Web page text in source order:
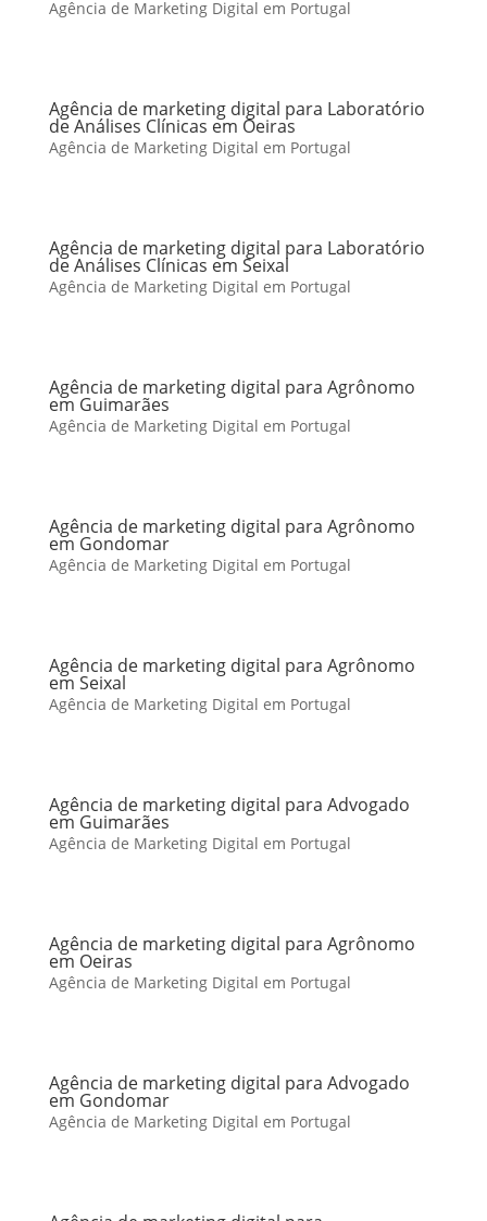
Agência de Marketing Digital em Portugal
Agência de marketing digital para Laboratório
de Análises Clínicas em Oeiras
Agência de Marketing Digital em Portugal
Agência de marketing digital para Laboratório
de Análises Clínicas em Seixal
Agência de Marketing Digital em Portugal
Agência de marketing digital para Agrônomo
em Guimarães
Agência de Marketing Digital em Portugal
Agência de marketing digital para Agrônomo
em Gondomar
Agência de Marketing Digital em Portugal
Agência de marketing digital para Agrônomo
em Seixal
Agência de Marketing Digital em Portugal
Agência de marketing digital para Advogado
em Guimarães
Agência de Marketing Digital em Portugal
Agência de marketing digital para Agrônomo
em Oeiras
Agência de Marketing Digital em Portugal
Agência de marketing digital para Advogado
em Gondomar
Agência de Marketing Digital em Portugal